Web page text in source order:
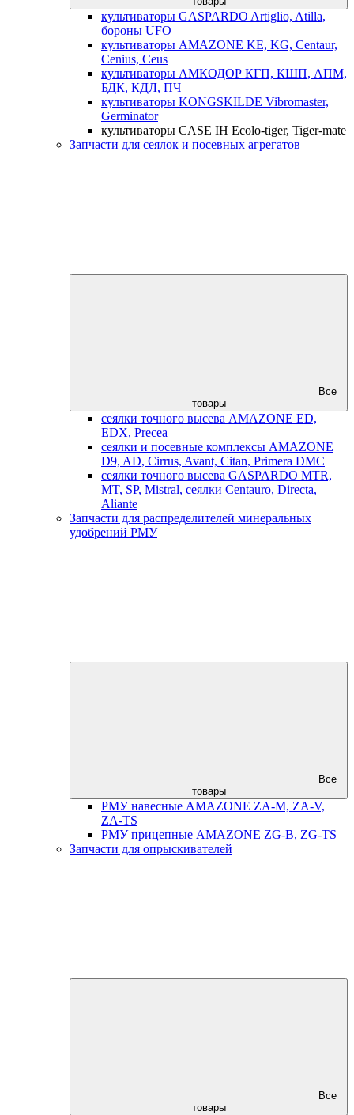
культиваторы GASPARDO Artiglio, Atilla,
бороны UFO
культиваторы AMAZONE KE, KG, Centaur,
Cenius, Ceus
культиваторы АМКОДОР КГП, КШП, АПМ,
БДК, КДЛ, ПЧ
культиваторы KONGSKILDE Vibromaster,
Germinator
культиваторы CASE IH Ecolo-tiger, Tiger-mate
Запчасти для сеялок и посевных агрегатов
Все
товары
сеялки точного высева AMAZONE ED,
EDX, Precea
сеялки и посевные комплексы AMAZONE
D9, AD, Cirrus, Avant, Citan, Primera DMC
сеялки точного высева GASPARDO MTR,
MT, SP, Mistral, сеялки Centauro, Directa,
Aliante
Запчасти для распределителей минеральных
удобрений РМУ
Все
товары
РМУ навесные AMAZONE ZA-M, ZA-V,
ZA-TS
РМУ прицепные AMAZONE ZG-B, ZG-TS
Запчасти для опрыскивателей
Все
товары